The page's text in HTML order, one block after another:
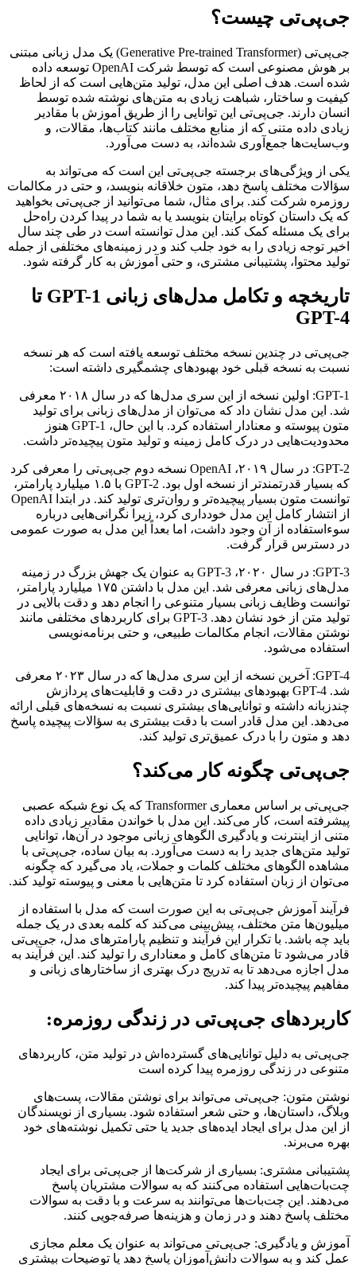
جی‌پی‌تی چیست؟
جی‌پی‌تی (Generative Pre-trained Transformer) یک مدل زبانی مبتنی
بر هوش مصنوعی است که توسط شرکت OpenAI توسعه داده
شده است. هدف اصلی این مدل، تولید متن‌هایی است که از لحاظ
کیفیت و ساختار، شباهت زیادی به متن‌های نوشته شده توسط
انسان دارند. جی‌پی‌تی این توانایی را از طریق آموزش با مقادیر
زیادی داده متنی که از منابع مختلف مانند کتاب‌ها، مقالات، و
وب‌سایت‌ها جمع‌آوری شده‌اند، به دست می‌آورد.
یکی از ویژگی‌های برجسته جی‌پی‌تی این است که می‌تواند به
سؤالات مختلف پاسخ دهد، متون خلاقانه بنویسد، و حتی در مکالمات
روزمره شرکت کند. برای مثال، شما می‌توانید از جی‌پی‌تی بخواهید
که یک داستان کوتاه برایتان بنویسد یا به شما در پیدا کردن راه‌حل
برای یک مسئله کمک کند. این مدل توانسته است در طی چند سال
اخیر توجه زیادی را به خود جلب کند و در زمینه‌های مختلفی از جمله
تولید محتوا، پشتیبانی مشتری، و حتی آموزش به کار گرفته شود.
تاریخچه و تکامل مدل‌های زبانی GPT-1 تا
GPT-4
جی‌پی‌تی در چندین نسخه مختلف توسعه یافته است که هر نسخه
نسبت به نسخه قبلی خود بهبودهای چشمگیری داشته است:
GPT-1: اولین نسخه از این سری مدل‌ها که در سال ۲۰۱۸ معرفی
شد. این مدل نشان داد که می‌توان از مدل‌های زبانی برای تولید
متون پیوسته و معنادار استفاده کرد. با این حال، GPT-1 هنوز
محدودیت‌هایی در درک کامل زمینه و تولید متون پیچیده‌تر داشت.
GPT-2: در سال ۲۰۱۹، OpenAI نسخه دوم جی‌پی‌تی را معرفی کرد
که بسیار قدرتمندتر از نسخه اول بود. GPT-2 با ۱.۵ میلیارد پارامتر،
توانست متون بسیار پیچیده‌تر و روان‌تری تولید کند. در ابتدا OpenAI
از انتشار کامل این مدل خودداری کرد، زیرا نگرانی‌هایی درباره
سوءاستفاده از آن وجود داشت، اما بعداً این مدل به صورت عمومی
در دسترس قرار گرفت.
GPT-3: در سال ۲۰۲۰، GPT-3 به عنوان یک جهش بزرگ در زمینه
مدل‌های زبانی معرفی شد. این مدل با داشتن ۱۷۵ میلیارد پارامتر،
توانست وظایف زبانی بسیار متنوعی را انجام دهد و دقت بالایی در
تولید متن از خود نشان دهد. GPT-3 برای کاربردهای مختلفی مانند
نوشتن مقالات، انجام مکالمات طبیعی، و حتی برنامه‌نویسی
استفاده می‌شود.
GPT-4: آخرین نسخه از این سری مدل‌ها که در سال ۲۰۲۳ معرفی
شد. GPT-4 بهبودهای بیشتری در دقت و قابلیت‌های پردازش
چندزبانه داشته و توانایی‌های بیشتری نسبت به نسخه‌های قبلی ارائه
می‌دهد. این مدل قادر است با دقت بیشتری به سؤالات پیچیده پاسخ
دهد و متون را با درک عمیق‌تری تولید کند.
جی‌پی‌تی چگونه کار می‌کند؟
جی‌پی‌تی بر اساس معماری Transformer که یک نوع شبکه عصبی
پیشرفته است، کار می‌کند. این مدل با خواندن مقادیر زیادی داده
متنی از اینترنت و یادگیری الگوهای زبانی موجود در آن‌ها، توانایی
تولید متن‌های جدید را به دست می‌آورد. به بیان ساده، جی‌پی‌تی با
مشاهده الگوهای مختلف کلمات و جملات، یاد می‌گیرد که چگونه
می‌توان از زبان استفاده کرد تا متن‌هایی با معنی و پیوسته تولید کند.
فرآیند آموزش جی‌پی‌تی به این صورت است که مدل با استفاده از
میلیون‌ها متن مختلف، پیش‌بینی می‌کند که کلمه بعدی در یک جمله
باید چه باشد. با تکرار این فرآیند و تنظیم پارامترهای مدل، جی‌پی‌تی
قادر می‌شود تا متن‌های کامل و معناداری را تولید کند. این فرآیند به
مدل اجازه می‌دهد تا به تدریج درک بهتری از ساختارهای زبانی و
مفاهیم پیچیده‌تر پیدا کند.
کاربردهای جی‌پی‌تی در زندگی روزمره:
جی‌پی‌تی به دلیل توانایی‌های گسترده‌اش در تولید متن، کاربردهای
متنوعی در زندگی روزمره پیدا کرده است
نوشتن متون: جی‌پی‌تی می‌تواند برای نوشتن مقالات، پست‌های
وبلاگ، داستان‌ها، و حتی شعر استفاده شود. بسیاری از نویسندگان
از این مدل برای ایجاد ایده‌های جدید یا حتی تکمیل نوشته‌های خود
بهره می‌برند.
پشتیبانی مشتری: بسیاری از شرکت‌ها از جی‌پی‌تی برای ایجاد
چت‌بات‌هایی استفاده می‌کنند که به سوالات مشتریان پاسخ
می‌دهند. این چت‌بات‌ها می‌توانند به سرعت و با دقت به سوالات
مختلف پاسخ دهند و در زمان و هزینه‌ها صرفه‌جویی کنند.
آموزش و یادگیری: جی‌پی‌تی می‌تواند به عنوان یک معلم مجازی
عمل کند و به سوالات دانش‌آموزان پاسخ دهد یا توضیحات بیشتری